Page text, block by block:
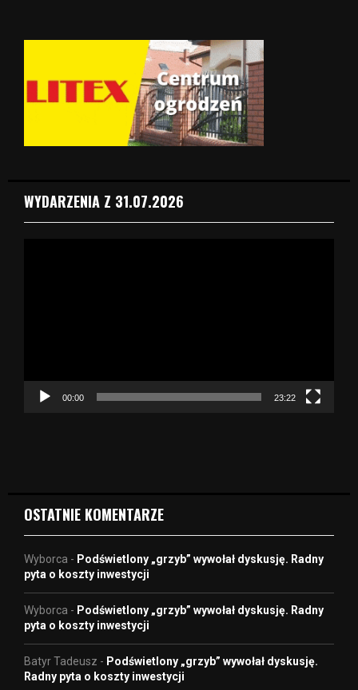
WYDARZENIA Z 31.07.2026
c
00:00 23:22
OSTATNIE KOMENTARZE
Wyborca - Podświetlony „grzyb” wywołał dyskusję. Radny
pyta o koszty inwestycji
Wyborca - Podświetlony „grzyb” wywołał dyskusję. Radny
pyta o koszty inwestycji
Batyr Tadeusz - Podświetlony „grzyb” wywołał dyskusję.
Radny pyta o koszty inwestycji